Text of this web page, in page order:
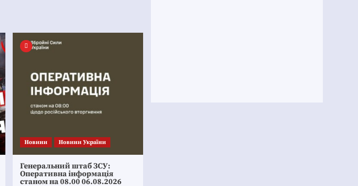
Новини Новини України
Генеральний штаб ЗСУ:
Оперативна інформація
станом на 08.00 06.08.2026